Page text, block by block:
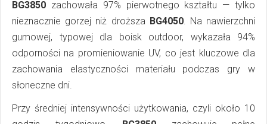
BG3850 zachowała 97% pierwotnego kształtu — tylko
nieznacznie gorzej niż droższa BG4050. Na nawierzchni
gumowej, typowej dla boisk outdoor, wykazała 94%
odporności na promieniowanie UV, co jest kluczowe dla
zachowania elastyczności materiału podczas gry w
słoneczne dni.
Przy średniej intensywności użytkowania, czyli około 10